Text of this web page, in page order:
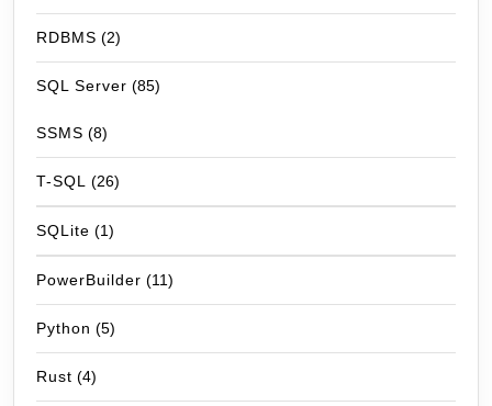
RDBMS (2)
SQL Server (85)
SSMS (8)
T-SQL (26)
SQLite (1)
PowerBuilder (11)
Python (5)
Rust (4)